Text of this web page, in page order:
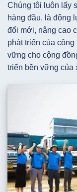
Chúng tôi luôn lấy
hàng đầu, là động
đổi mới, nâng cao
phát triển của
vững cho cộng
triển bền vững của